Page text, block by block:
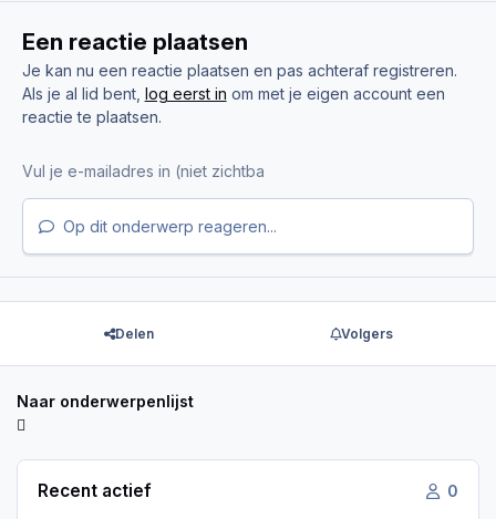
Een reactie plaatsen
Je kan nu een reactie plaatsen en pas achteraf registreren.
Als je al lid bent, log eerst in om met je eigen account een
reactie te plaatsen.
Op dit onderwerp reageren...
Delen Volgers
Naar onderwerpenlijst
Recent actief 0